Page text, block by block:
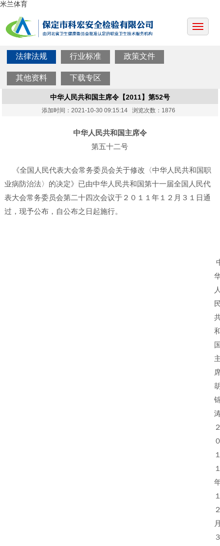
米兰体育
法律法规 行业标准 政策文件
其他资料 下载专区
中华人民共和国主席令【2011】第52号
添加时间：2021-10-30 09:15:14 浏览次数：1876
中华人民共和国主席令
第五十二号
《全国人民代表大会常务委员会关于修改〈中华人民共和国职
业病防治法〉的决定》已由中华人民共和国第十一届全国人民代
表大会常务委员会第二十四次会议于２０１１年１２月３１日通
过，现予公布，自公布之日起施行。